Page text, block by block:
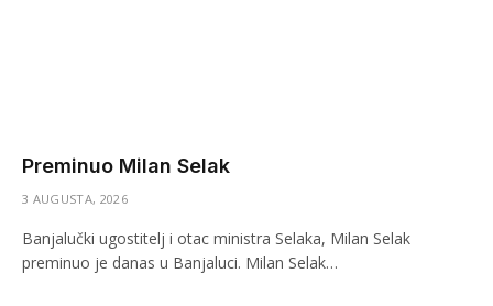
Preminuo Milan Selak
3 AUGUSTA, 2026
Banjalučki ugostitelj i otac ministra Selaka, Milan Selak
preminuo je danas u Banjaluci. Milan Selak…